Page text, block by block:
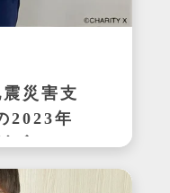
災害支
2023年
ブルス
ット